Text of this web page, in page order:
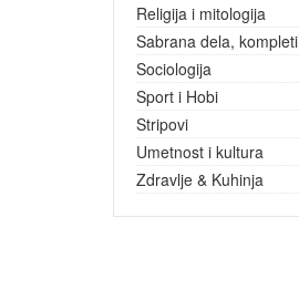
Religija i mitologija
Sabrana dela, kompleti
Sociologija
Sport i Hobi
Stripovi
Umetnost i kultura
Zdravlje & Kuhinja